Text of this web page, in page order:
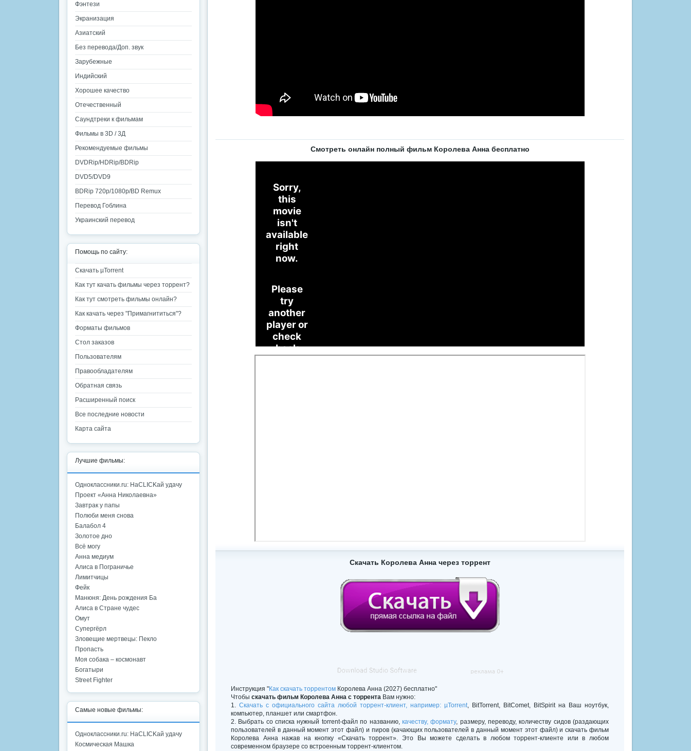
Смотреть онлайн полный фильм Королева Анна бесплатно
Скачать Королева Анна через торрент
Инструкция "Как скачать торрентом Королева Анна (2027) бесплатно"
Чтобы скачать фильм Королева Анна с торрента Вам нужно:
1. Скачать с официального сайта любой торрент-клиент, например: µTorrent, BitTorrent, BitComet, BitSpirit на Ваш ноутбук,
компьютер, планшет или смартфон.
2. Выбрать со списка нужный torrent-файл по названию, качеству, формату, размеру, переводу, количеству сидов (раздающих
пользователей в данный момент этот файл) и пиров (качающих пользователей в данный момент этот файл) и скачать фильм
Королева Анна нажав на кнопку «Скачать торрент». Это Вы можете сделать в любом торрент-клиенте или в любом
современном браузере со встроенным торрент-клиентом.
Фэнтези
Экранизация
Азиатский
Без перевода/Доп. звук
Зарубежные
Индийский
Хорошее качество
Отечественный
Саундтреки к фильмам
Фильмы в 3D / 3Д
Рекомендуемые фильмы
DVDRip/HDRip/BDRip
DVD5/DVD9
BDRip 720p/1080p/BD Remux
Перевод Гоблина
Украинский перевод
Помощь по сайту:
Скачать µTorrent
Как тут качать фильмы через торрент?
Как тут смотреть фильмы онлайн?
Как качать через "Примагнититься"?
Форматы фильмов
Стол заказов
Пользователям
Правообладателям
Обратная связь
Расширенный поиск
Все последние новости
Карта сайта
Лучшие фильмы:
Одноклассники.ru: НаCLICKай удачу
Проект «Анна Николаевна»
Завтрак у папы
Полюби меня снова
Балабол 4
Золотое дно
Всё могу
Анна медиум
Алиса в Пограничье
Лимитчицы
Фейк
Манюня: День рождения Ба
Алиса в Стране чудес
Омут
Супергёрл
Зловещие мертвецы: Пекло
Пропасть
Моя собака – космонавт
Богатыри
Street Fighter
Самые новые фильмы:
Одноклассники.ru: НаCLICKай удачу
Космическая Машка